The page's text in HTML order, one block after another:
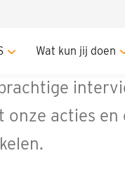
Wat kun jij doen
ALSNU
onze acties